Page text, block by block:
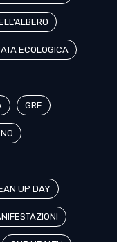
ECOLOGICA
GRE
UP DAY